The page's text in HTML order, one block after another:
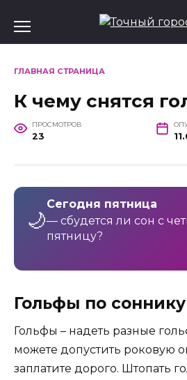
содержанию
ГЛАВНАЯ СТРАНИЦА
К чему снятся
ПРОСМОТРОВ
23
🌙
Сегодня пятница
— сбудется ли сон с
пятницу?
Гольфы по
Гольфы – надеть разные
можете допустить роковую
заплатите дорого. Штопать